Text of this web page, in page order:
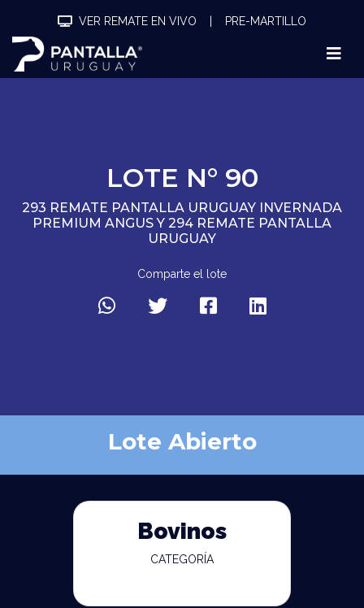
VER REMATE EN VIVO PRE-MARTILLO
LOTE N° 90
293 REMATE PANTALLA URUGUAY INVERNADA
PREMIUM ANGUS Y 294 REMATE PANTALLA
URUGUAY
Comparte el lote
Lote Abierto
Bovinos
CATEGORÍA